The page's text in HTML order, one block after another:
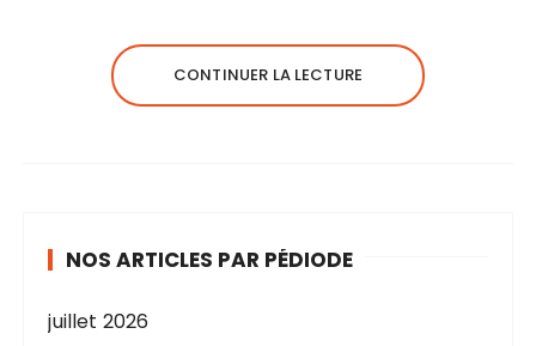
CONTINUER LA LECTURE
NOS ARTICLES PAR PÉDIODE
juillet 2026